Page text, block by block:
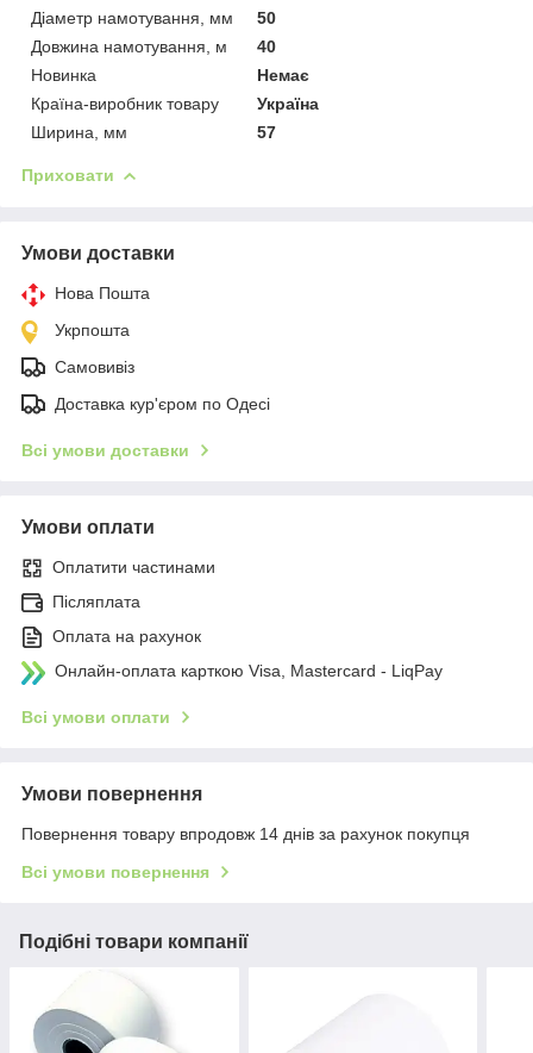
Діаметр намотування, мм
50
Довжина намотування, м
40
Новинка
Немає
Країна-виробник товару
Україна
Ширина, мм
57
Приховати
Умови доставки
Нова Пошта
Укрпошта
Самовивіз
Доставка кур'єром по Одесі
Всі умови доставки
Умови оплати
Оплатити частинами
Післяплата
Оплата на рахунок
Онлайн-оплата карткою Visa, Mastercard - LiqPay
Всі умови оплати
Умови повернення
Повернення товару впродовж 14 днів за рахунок покупця
Всі умови повернення
Подібні товари компанії